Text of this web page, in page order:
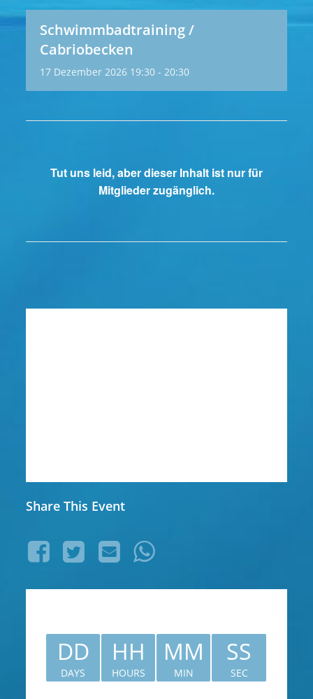
Schwimmbadtraining /
Cabriobecken
17 Dezember 2026 19:30 - 20:30
Tut uns leid, aber dieser Inhalt ist nur für
Mitglieder zugänglich.
Share This Event
DD
DAYS
HH
HOURS
MM
MIN
SS
SEC